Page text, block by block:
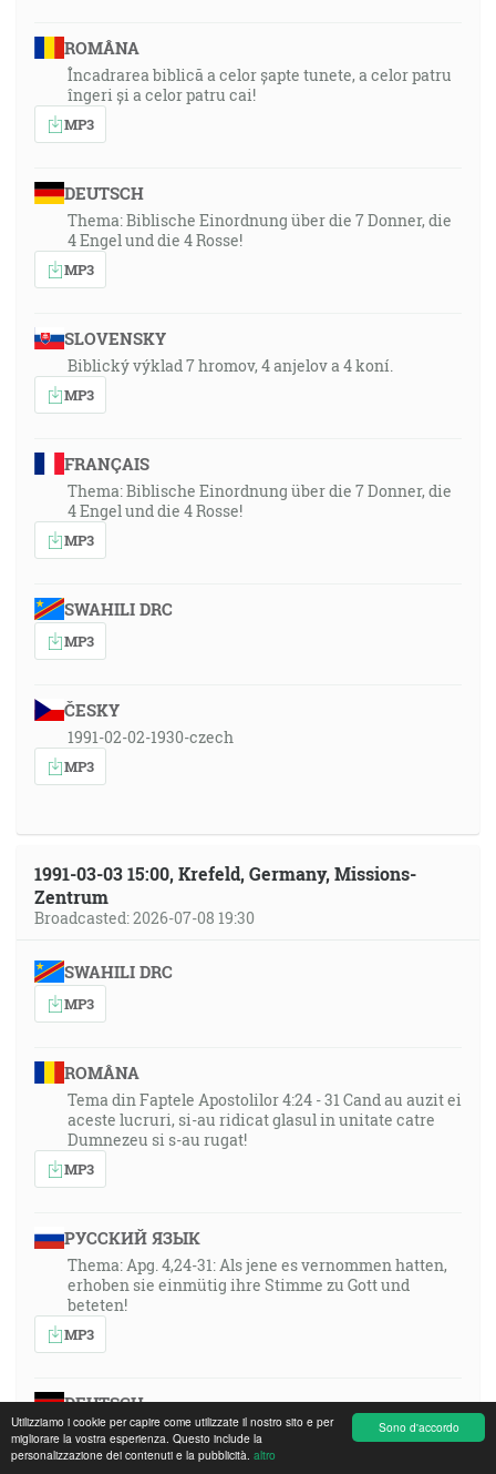
Sono d'accordo
Utilizziamo i cookie per capire come utilizzate il nostro sito e per
migliorare la vostra esperienza. Questo include la
personalizzazione dei contenuti e la pubblicità. altro
ROMÂNA
Încadrarea biblică a celor șapte tunete, a celor patru
îngeri și a celor patru cai!
MP3
DEUTSCH
Thema: Biblische Einordnung über die 7 Donner, die
4 Engel und die 4 Rosse!
MP3
SLOVENSKY
Biblický výklad 7 hromov, 4 anjelov a 4 koní.
MP3
FRANÇAIS
Thema: Biblische Einordnung über die 7 Donner, die
4 Engel und die 4 Rosse!
MP3
SWAHILI DRC
MP3
ČESKY
1991-02-02-1930-czech
MP3
1991-03-03 15:00, Krefeld, Germany, Missions-
Zentrum
Broadcasted: 2026-07-08 19:30
SWAHILI DRC
MP3
ROMÂNA
Tema din Faptele Apostolilor 4:24 - 31 Cand au auzit ei
aceste lucruri, si-au ridicat glasul in unitate catre
Dumnezeu si s-au rugat!
MP3
РУССКИЙ ЯЗЫК
Thema: Apg. 4,24-31: Als jene es vernommen hatten,
erhoben sie einmütig ihre Stimme zu Gott und
beteten!
MP3
DEUTSCH
Thema: Apg. 4,24-31: Als jene es vernommen hatten,
erhoben sie einmütig ihre Stimme zu Gott und